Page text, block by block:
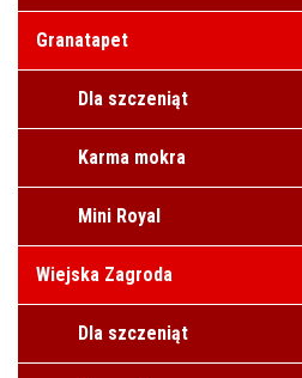
Granatapet
Dla szczeniąt
Karma mokra
Mini Royal
Wiejska Zagroda
Dla szczeniąt